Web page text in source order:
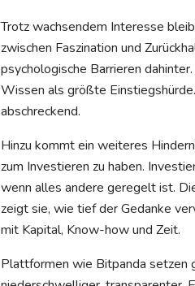
Trotz wachsendem Interesse
zwischen Faszination und
psychologische Barrieren
Wissen als größte
abschreckend.
Hinzu kommt ein weiteres
zum Investieren zu haben.
wenn alles andere geregelt ist.
zeigt sie, wie tief der Gedanke
mit Kapital, Know-how und Zeit.
Plattformen wie Bitpanda setzen